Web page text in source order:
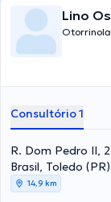
Lino
Consultório 1
R. Dom Pedro II,
Brasil, Toledo (PR)
14,9 km